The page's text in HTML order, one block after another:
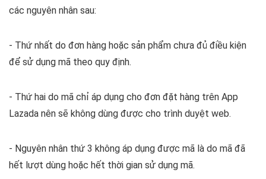
các nguyên nhân sau:
- Thứ nhất do đơn hàng hoặc sản phẩm chưa đủ điều kiện
để sử dụng mã theo quy định.
- Thứ hai do mã chỉ áp dụng cho đơn đặt hàng trên App
Lazada nên sẽ không dùng được cho trình duyệt web.
- Nguyên nhân thứ 3 không áp dụng được mã là do mã đã
hết lượt dùng hoặc hết thời gian sử dụng mã.